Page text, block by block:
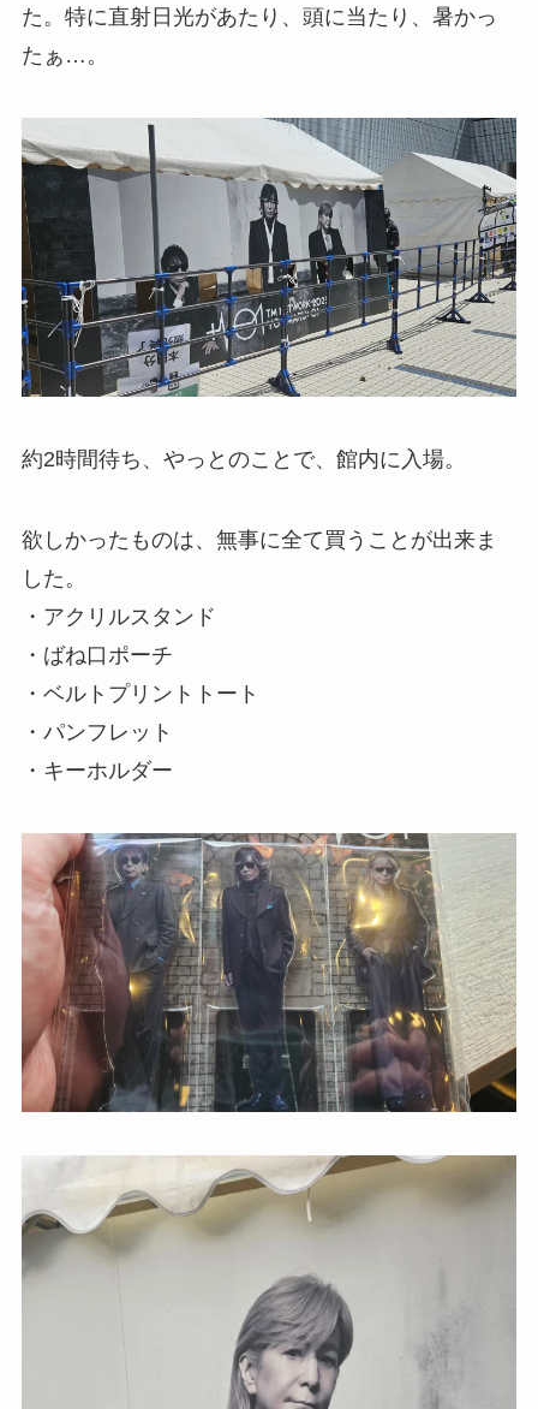
た。特に直射日光があたり、頭に当たり、暑かっ
たぁ…。
約2時間待ち、やっとのことで、館内に入場。
欲しかったものは、無事に全て買うことが出来ま
した。
・アクリルスタンド
・ばね口ポーチ
・ベルトプリントトート
・パンフレット
・キーホルダー